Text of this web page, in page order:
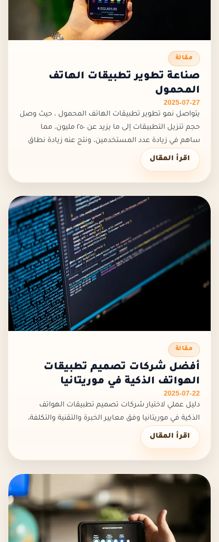
مقالة
صناعة تطوير تطبيقات الهاتف
المحمول
2025-07-27
يتواصل نمو تطوير تطبيقات الهاتف المحمول ، حيث وصل
حجم تنزيل التطبيقات إلى ما يزيد عن ٢٥٠ مليون، مما
ساهم في زيادة عدد المستخدمين، ونتج عنه زيادة نطاق
الخدمات المقدمة. حيث أصبح يستخدم الأشخاص الهاتف
المحمول فيما يزيد...
اقرأ المقال
مقالة
أفضل شركات تصميم تطبيقات
الهواتف الذكية في موريتانيا
2025-07-22
دليل عملي لاختيار شركات تصميم تطبيقات الهواتف
الذكية في موريتانيا وفق معايير الخبرة والتقنية والتكلفة.
اقرأ المقال